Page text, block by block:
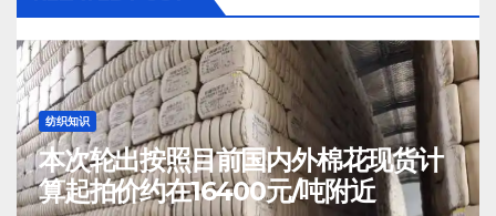
纺织知识
本次轮出按照目前国内外棉花现货计
算起拍价约在16400元/吨附近